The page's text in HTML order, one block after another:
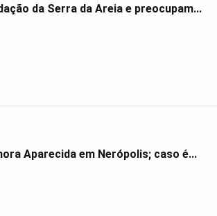
da Serra da Areia e preocupam...
Aparecida em Nerópolis; caso é...